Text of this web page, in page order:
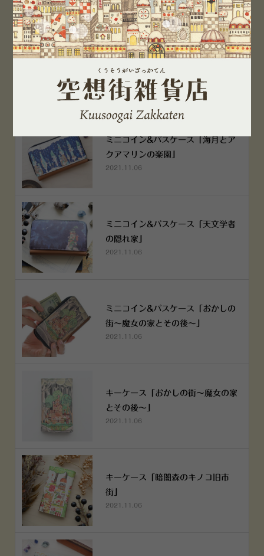
空想街雑貨店《吉祥寺本店》４月２
５日OPEN!
2022.03.29
ミニコイン&パスケース「海月とア
クアマリンの楽園」
2021.11.06
ミニコイン&パスケース「天文学者
の隠れ家」
2021.11.06
ミニコイン&パスケース「おかしの
街～魔女の家とその後～」
2021.11.06
キーケース「おかしの街～魔女の家
とその後～」
2021.11.06
キーケース「暗闇森のキノコ旧市
街」
2021.11.06